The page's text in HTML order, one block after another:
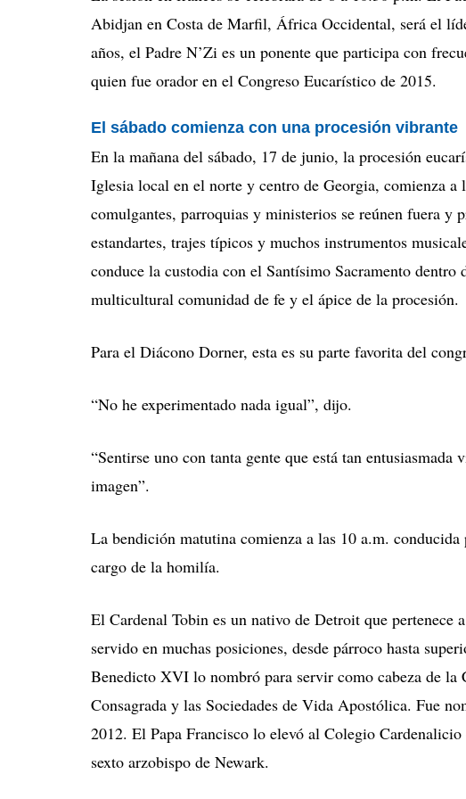
Abidjan en Costa de Marfil, África Occidental, será el
años, el Padre N’Zi es un ponente que participa con
quien fue orador en el Congreso Eucarístico de 2015.
El sábado comienza con una procesión vibrante
En la mañana del sábado, 17 de junio, la procesión
Iglesia local en el norte y centro de Georgia, comienza a
comulgantes, parroquias y ministerios se reúnen fuera
estandartes, trajes típicos y muchos instrumentos
conduce la custodia con el Santísimo Sacramento
multicultural comunidad de fe y el ápice de la procesión.
Para el Diácono Dorner, esta es su parte favorita del
“No he experimentado nada igual”, dijo.
“Sentirse uno con tanta gente que está tan
imagen”.
La bendición matutina comienza a las 10 a.m.
cargo de la homilía.
El Cardenal Tobin es un nativo de Detroit que pertenece
servido en muchas posiciones, desde párroco hasta
Benedicto XVI lo nombró para servir como cabeza de
Consagrada y las Sociedades de Vida Apostólica. Fue
2012. El Papa Francisco lo elevó al Colegio
sexto arzobispo de Newark.